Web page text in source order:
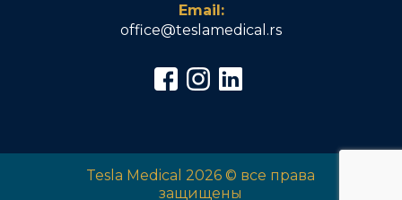
Email:
office@teslamedical.rs
Tesla Medical 2026 © все права
защищены